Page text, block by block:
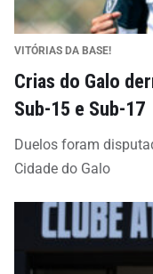
VITÓRIAS DA BASE!
Crias do Galo
Sub-15 e Sub-17
Duelos foram
Cidade do Galo